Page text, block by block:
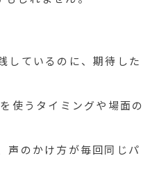
しているのに、期待した
使うタイミングや場面の
声のかけ方が毎回同じパ